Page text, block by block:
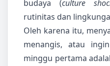
budaya (culture
rutinitas dan
Oleh karena itu,
menangis, atau
minggu pertama